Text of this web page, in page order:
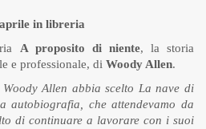
in libreria
A proposito di niente, la storia
e professionale, di Woody Allen.
Allen abbia scelto La nave di
autobiografia, che attendevamo da
di continuare a lavorare con i suoi